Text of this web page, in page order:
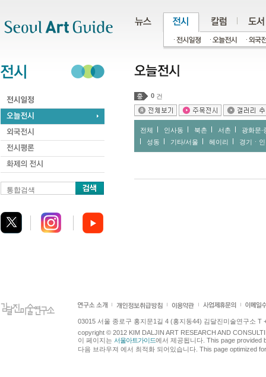
통합검색
0 건
전체 인사동 북촌 서촌
광화문∙
성동
기타/서울 헤이리 경기ㆍ
03015 서울 종로구 홍지문1길 4 (홍지동44) 김달진미술연구소 T
copyright © 2012 KIM DALJIN ART RESEARCH AND
이 페이지는 서울아트가이드에서 제공됩니다. This page provided
다음 브라우져 에서 최적화 되어있습니다. This page optimized